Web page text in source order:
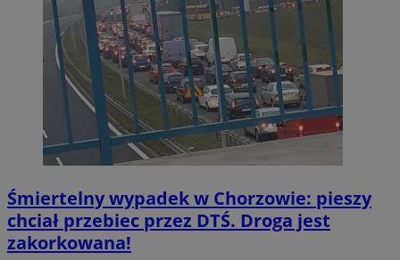
Śmiertelny wypadek w Chorzowie: pieszy
chciał przebiec przez DTŚ. Droga jest
zakorkowana!